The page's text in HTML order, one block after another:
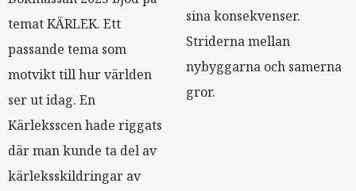
temat KÄRLEK. Ett
passande tema som
motvikt till hur världen
ser ut idag. En
Kärleksscen hade riggats
där man kunde ta del av
kärleksskildringar av
sina konsekvenser.
Striderna mellan
nybyggarna och samerna
gror.